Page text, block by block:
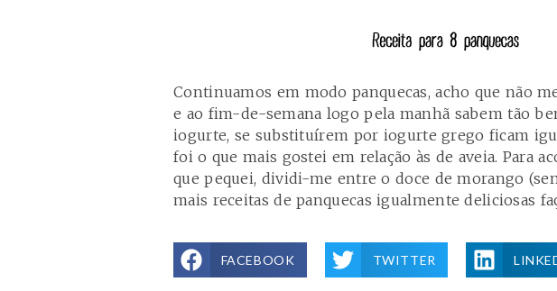
Continuamos em modo panquecas, acho que não
e ao fim-de-semana logo pela manhã sabem tão
iogurte, se substituírem por iogurte grego ficam
foi o que mais gostei em relação às de aveia. Para
que pequei, dividi-me entre o doce de morango
mais receitas de panquecas igualmente deliciosas
FACEBOOK TWITTER